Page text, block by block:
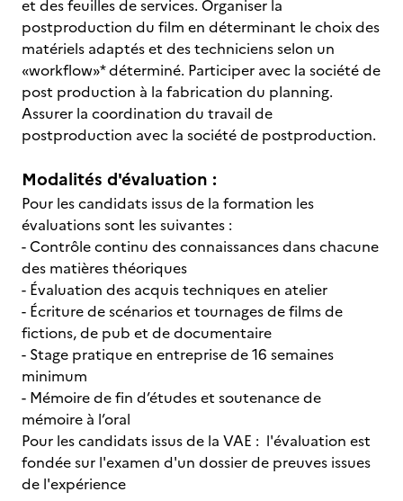
et des feuilles de services. Organiser la
postproduction du film en déterminant le choix des
matériels adaptés et des techniciens selon un
«workflow»* déterminé. Participer avec la société de
post production à la fabrication du planning.
Assurer la coordination du travail de
postproduction avec la société de postproduction.
Modalités d'évaluation :
Pour les candidats issus de la formation les
évaluations sont les suivantes :
- Contrôle continu des connaissances dans chacune
des matières théoriques
- Évaluation des acquis techniques en atelier
- Écriture de scénarios et tournages de films de
fictions, de pub et de documentaire
- Stage pratique en entreprise de 16 semaines
minimum
- Mémoire de fin d’études et soutenance de
mémoire à l’oral
Pour les candidats issus de la VAE : l'évaluation est
fondée sur l'examen d'un dossier de preuves issues
de l'expérience